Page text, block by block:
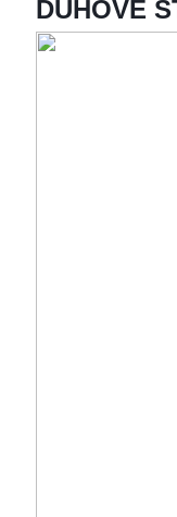
DUHOVÉ